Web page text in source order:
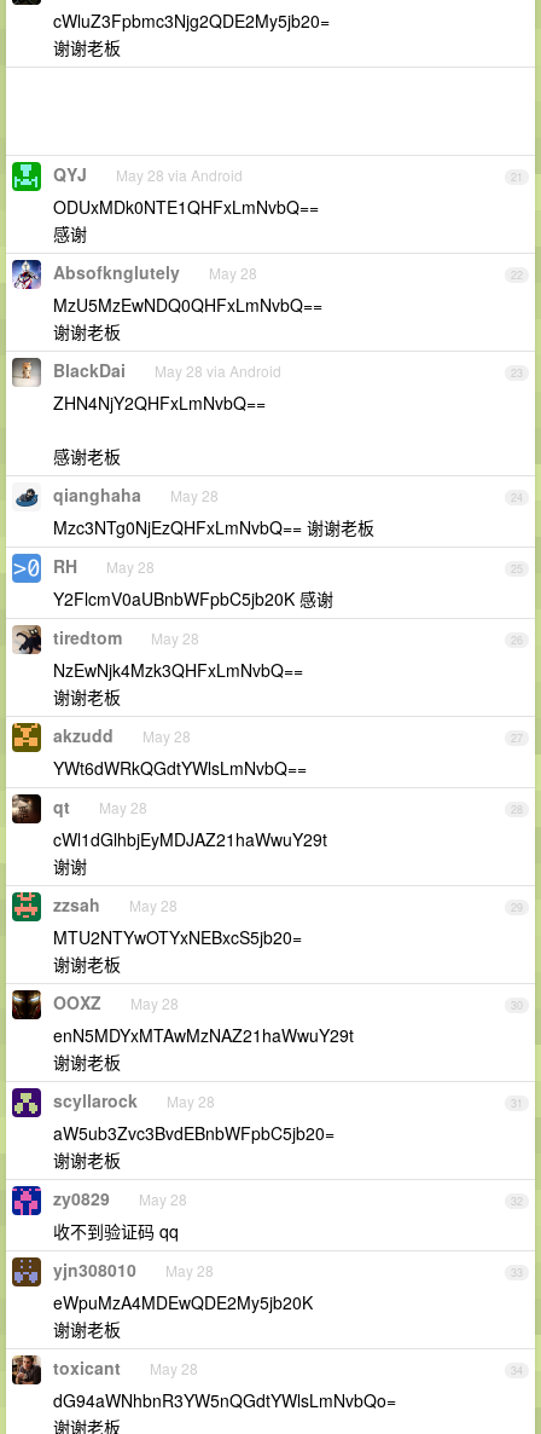
cWluZ3Fpbmc3Njg2QDE2My5jb20=
谢谢老板
21
QYJ May 28 via Android
ODUxMDk0NTE1QHFxLmNvbQ==
感谢
22
Absofknglutely May 28
MzU5MzEwNDQ0QHFxLmNvbQ==
谢谢老板
23
BlackDai May 28 via Android
ZHN4NjY2QHFxLmNvbQ==
感谢老板
24
qianghaha May 28
Mzc3NTg0NjEzQHFxLmNvbQ== 谢谢老板
25
RH May 28
Y2FlcmV0aUBnbWFpbC5jb20K 感谢
26
tiredtom May 28
NzEwNjk4Mzk3QHFxLmNvbQ==
谢谢老板
27
akzudd May 28
YWt6dWRkQGdtYWlsLmNvbQ==
28
qt May 28
cWl1dGlhbjEyMDJAZ21haWwuY29t
谢谢
29
zzsah May 28
MTU2NTYwOTYxNEBxcS5jb20=
谢谢老板
30
OOXZ May 28
enN5MDYxMTAwMzNAZ21haWwuY29t
谢谢老板
31
scyllarock May 28
aW5ub3Zvc3BvdEBnbWFpbC5jb20=
谢谢老板
32
zy0829 May 28
收不到验证码 qq
33
yjn308010 May 28
eWpuMzA4MDEwQDE2My5jb20K
谢谢老板
34
toxicant May 28
dG94aWNhbnR3YW5nQGdtYWlsLmNvbQo=
谢谢老板